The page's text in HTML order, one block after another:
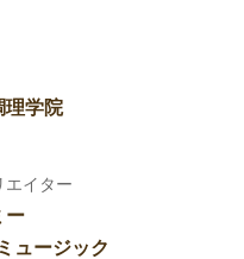
理学院
エイター
ー
ュージック